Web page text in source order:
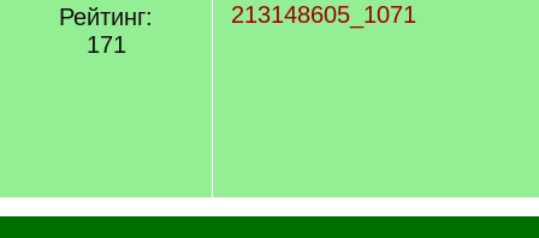
Рейтинг:
171
213148605_1071